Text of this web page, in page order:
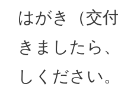
はがき（交
きましたら
しください。